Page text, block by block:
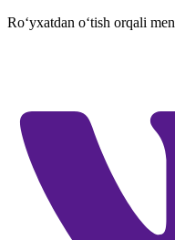
Roʻyxatdan oʻtish orqali men